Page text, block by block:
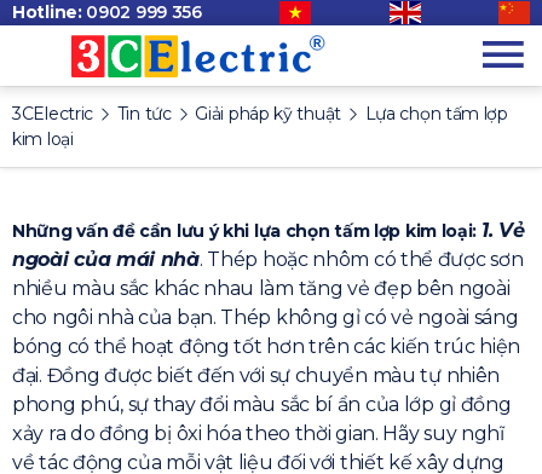
Hotline: 0902 999 356
3CElectric Tin tức Giải pháp kỹ thuật
Lựa chọn tấm lợp
kim loại
Những vấn đề cần lưu ý khi lựa chọn tấm lợp kim loại: 1. Vẻ
ngoài của mái nhà. Thép hoặc nhôm có thể được sơn
nhiều màu sắc khác nhau làm tăng vẻ đẹp bên ngoài
cho ngôi nhà của bạn. Thép không gỉ có vẻ ngoài sáng
bóng có thể hoạt động tốt hơn trên các kiến trúc hiện
đại. Đồng được biết đến với sự chuyển màu tự nhiên
phong phú, sự thay đổi màu sắc bí ẩn của lớp gỉ đồng
xảy ra do đồng bị ôxi hóa theo thời gian. Hãy suy nghĩ
về tác động của mỗi vật liệu đối với thiết kế xây dựng